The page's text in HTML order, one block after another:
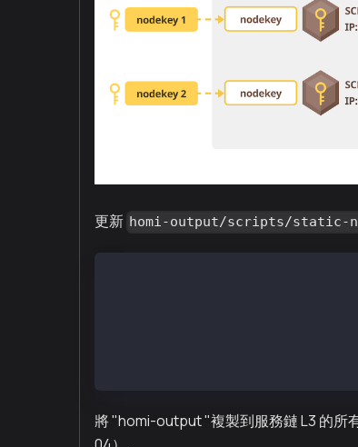
更新 homi-output/scripts/static-
將 "homi-output "複製到服務鏈 L3 的所